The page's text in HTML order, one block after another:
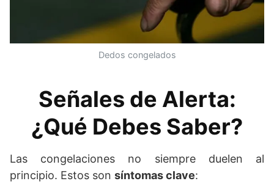
Dedos congelados
Señales de Alerta:
¿Qué Debes Saber?
Las congelaciones no siempre duelen al
principio. Estos son síntomas clave: